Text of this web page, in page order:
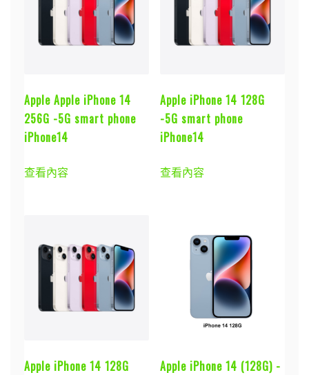
Apple Apple iPhone 14
256G -5G smart phone
iPhone14
查看內容
Apple iPhone 14 128G
-5G smart phone
iPhone14
查看內容
Apple iPhone 14 128G
Apple iPhone 14 (128G) -